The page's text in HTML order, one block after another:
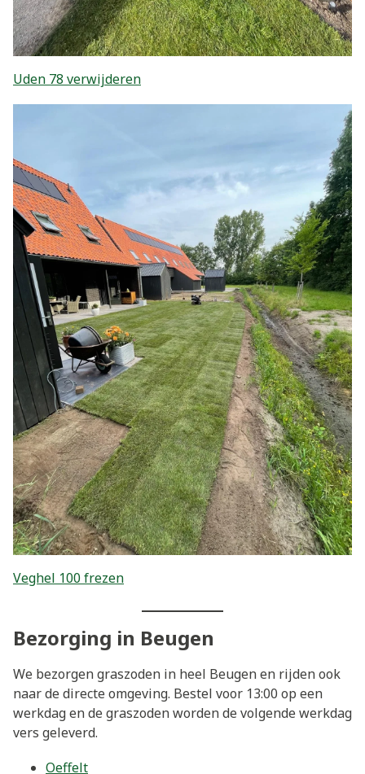
Uden 78 verwijderen
Veghel 100 frezen
Bezorging in Beugen
We bezorgen graszoden in heel Beugen en rijden ook
naar de directe omgeving. Bestel voor 13:00 op een
werkdag en de graszoden worden de volgende werkdag
vers geleverd.
Oeffelt